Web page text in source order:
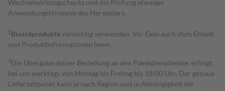
Wechselwirkungschecks und die Prüfung etwaiger
Anwendungshinweise des Herstellers.
2Biozidproduktevorsichtig verwenden. Vor Gebrauch stets Etikett
und Produktinformationen lesen.
3Die Übergabe deiner Bestellung an den Paketdienstleister erfolgt
bei uns werktags von Montag bis Freitag bis 18:00 Uhr. Der genaue
Lieferzeitpunkt kann je nach Region und in Abhängigkeit der